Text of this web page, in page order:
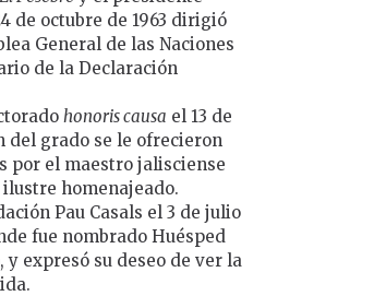
de octubre de 1963 dirigió
General de las Naciones
de la Declaración
honoris causa el 13 de
del grado se le ofrecieron
por el maestro jalisciense
homenajeado.
Pau Casals el 3 de julio
fue nombrado Huésped
expresó su deseo de ver la